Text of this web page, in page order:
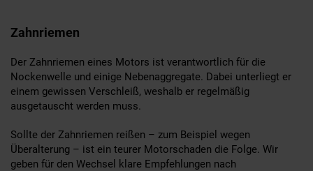
Zahnriemen
Der Zahnriemen eines Motors ist verantwortlich für die
Nockenwelle und einige Nebenaggregate. Dabei unterliegt er
einem gewissen Verschleiß, weshalb er regelmäßig
ausgetauscht werden muss.
Sollte der Zahnriemen reißen – zum Beispiel wegen
Überalterung – ist ein teurer Motorschaden die Folge. Wir
geben für den Wechsel klare Empfehlungen nach